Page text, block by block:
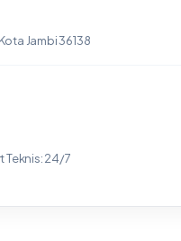
Jambi 36138
Teknis: 24/7